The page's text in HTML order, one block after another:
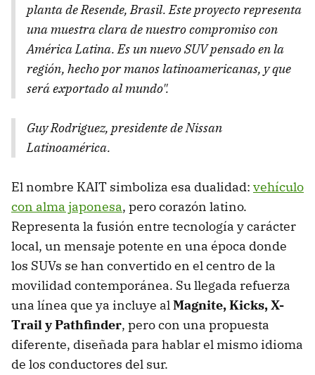
planta de Resende, Brasil. Este proyecto representa
una muestra clara de nuestro compromiso con
América Latina. Es un nuevo SUV pensado en la
región, hecho por manos latinoamericanas, y que
será exportado al mundo".
Guy Rodriguez, presidente de Nissan
Latinoamérica.
El nombre KAIT simboliza esa dualidad: vehículo
con alma japonesa, pero corazón latino.
Representa la fusión entre tecnología y carácter
local, un mensaje potente en una época donde
los SUVs se han convertido en el centro de la
movilidad contemporánea. Su llegada refuerza
una línea que ya incluye alMagnite, Kicks, X-
Trail y Pathfinder, pero con una propuesta
diferente, diseñada para hablar el mismo idioma
de los conductores del sur.